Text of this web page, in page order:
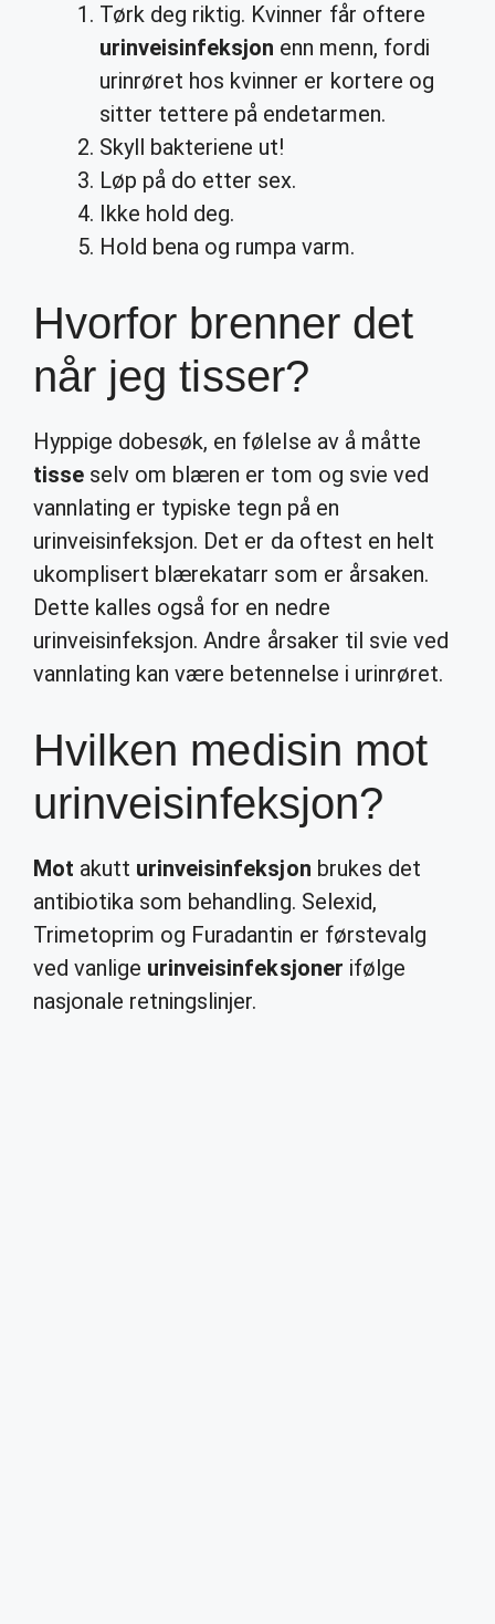
Tørk deg riktig. Kvinner får oftere
urinveisinfeksjon enn menn, fordi
urinrøret hos kvinner er kortere og
sitter tettere på endetarmen.
Skyll bakteriene ut!
Løp på do etter sex.
Ikke hold deg.
Hold bena og rumpa varm.
Hvorfor brenner det
når jeg tisser?
Hyppige dobesøk, en følelse av å måtte
tisse selv om blæren er tom og svie ved
vannlating er typiske tegn på en
urinveisinfeksjon. Det er da oftest en helt
ukomplisert blærekatarr som er årsaken.
Dette kalles også for en nedre
urinveisinfeksjon. Andre årsaker til svie ved
vannlating kan være betennelse i urinrøret.
Hvilken medisin mot
urinveisinfeksjon?
Mot akutt urinveisinfeksjon brukes det
antibiotika som behandling. Selexid,
Trimetoprim og Furadantin er førstevalg
ved vanlige urinveisinfeksjoner ifølge
nasjonale retningslinjer.